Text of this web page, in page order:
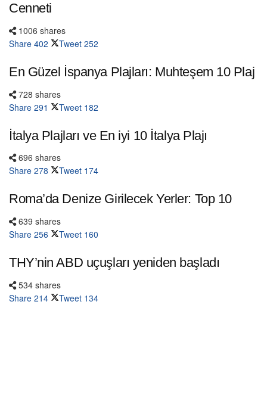
Cenneti
1006 shares
Share 402 Tweet 252
En Güzel İspanya Plajları: Muhteşem 10 Plaj
728 shares
Share 291 Tweet 182
İtalya Plajları ve En iyi 10 İtalya Plajı
696 shares
Share 278 Tweet 174
Roma’da Denize Girilecek Yerler: Top 10
639 shares
Share 256 Tweet 160
THY’nin ABD uçuşları yeniden başladı
534 shares
Share 214 Tweet 134